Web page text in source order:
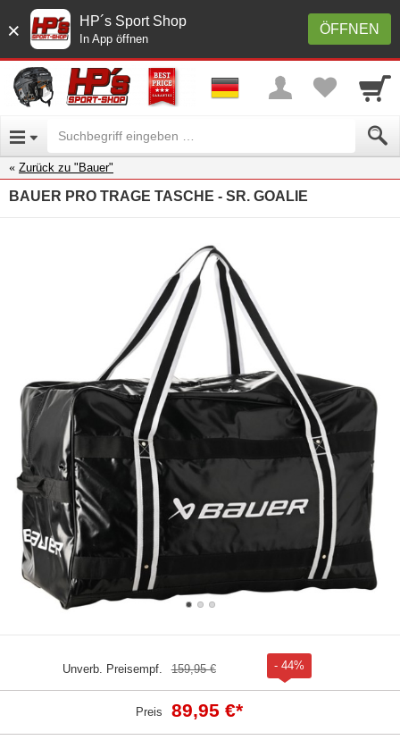
× ÖFFNEN
HP´s Sport Shop
In App öffnen
Zurück zu "Bauer"
BAUER PRO TRAGE TASCHE - SR. GOALIE
Unverb. Preisempf. 159,95 € - 44%
Preis 89,95 €*